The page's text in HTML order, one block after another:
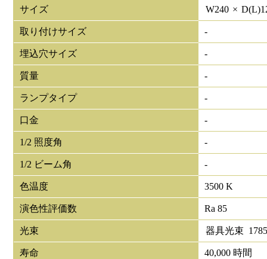
サイズ W240 × D(L)
取り付けサイズ -
埋込穴サイズ -
質量 -
ランプタイプ -
口金 -
1/2 照度角 -
1/2 ビーム角 -
色温度 3500 K
演色性評価数 Ra 85
光束 器具光束
寿命 40,000 時間